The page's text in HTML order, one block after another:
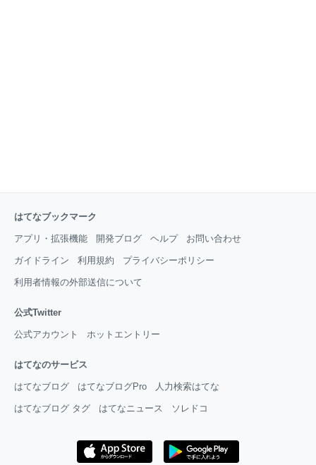
はてなブックマーク
アプリ・拡張機能 開発ブログ ヘルプ お問い合わせ
ガイドライン 利用規約 プライバシーポリシー
利用者情報の外部送信について
公式Twitter
公式アカウント ホットエントリー
はてなのサービス
はてなブログ はてなブログPro 人力検索はてな
はてなブログ タグ はてなニュース ソレドコ